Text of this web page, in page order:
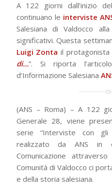
A 122 giorni dall’inizio
continuano le interviste
Salesiana di Valdocco
significativi. Questa
Luigi Zonta il protagonista
di…”. Si riporta l’articolo
d’Informazione Salesiana
(ANS – Roma) – A 122
Generale 28, viene
serie “Interviste con
realizzato da ANS in
Comunicazione
Comunità di Valdocco ci
e della storia salesiana.